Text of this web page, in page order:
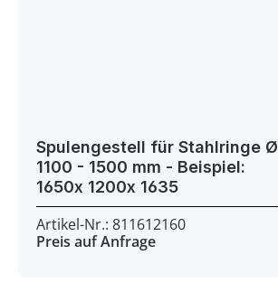
Spulengestell für Stahlringe Ø
1100 - 1500 mm - Beispiel:
1650x 1200x 1635
Artikel-Nr.: 811612160
Preis auf Anfrage